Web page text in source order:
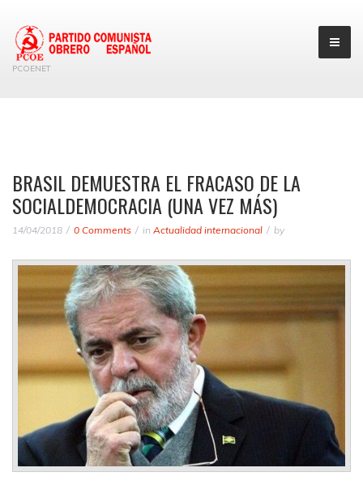
PCOENET
BRASIL DEMUESTRA EL FRACASO DE LA
SOCIALDEMOCRACIA (UNA VEZ MÁS)
14/04/2018 0 Comments in Actualidad internacional by